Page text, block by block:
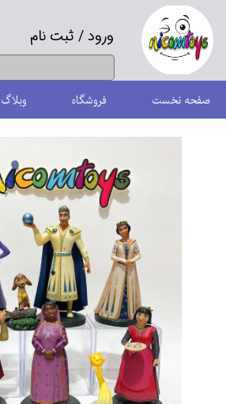
ورود/ ثبت نام
حساب کاربری من
تغییر گذر واژه
سفارشات
صفحه نخست فروشگاه وبلاگ